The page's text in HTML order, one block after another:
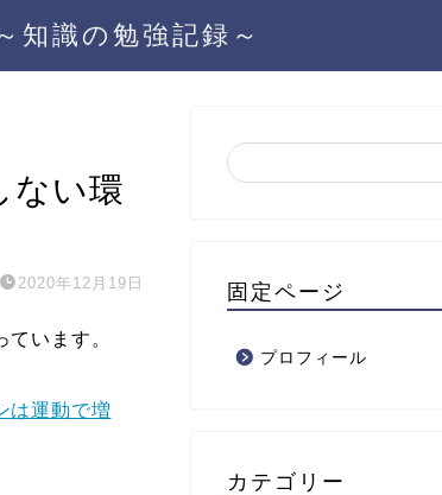
識の勉強記録～
ない環
2020年12月19日
います。
は運動で増
固定ページ
プロフィール
カテゴリー